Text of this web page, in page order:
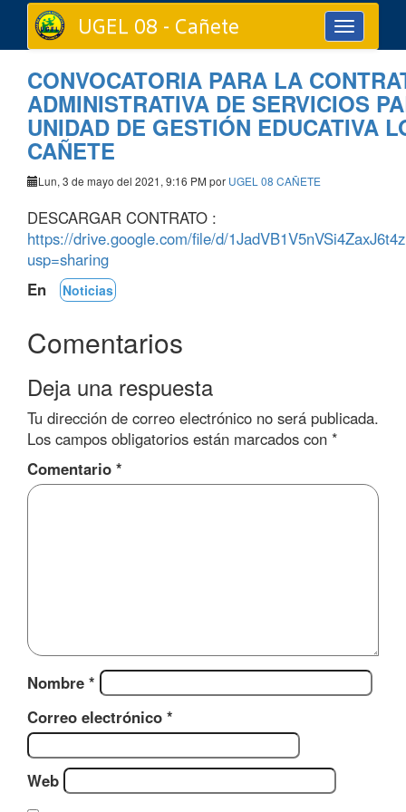
Toggle
navigation
UGEL 08 - Cañete
CONVOCATORIA PARA LA
ADMINISTRATIVA DE SERVICIOS
UNIDAD DE GESTIÓN EDUCATIVA
CAÑETE
Lun, 3 de mayo del 2021, 9:16 PM por UGEL 08 CAÑETE
DESCARGAR CONTRATO :
https://drive.google.com/file/d/
usp=sharing
En
Noticias
Comentarios
Deja una respuesta
Tu dirección de correo electrónico no será publicada.
Los campos obligatorios están marcados con *
Comentario *
Nombre *
Correo electrónico *
Web